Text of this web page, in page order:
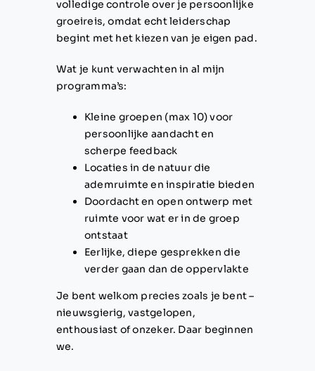
volledige controle over je persoonlijke
groeireis, omdat echt leiderschap
begint met het kiezen van je eigen pad.
Wat je kunt verwachten in al mijn
programma’s:
Kleine groepen (max 10) voor
persoonlijke aandacht en
scherpe feedback
Locaties in de natuur die
ademruimte en inspiratie bieden
Doordacht en open ontwerp met
ruimte voor wat er in de groep
ontstaat
Eerlijke, diepe gesprekken die
verder gaan dan de oppervlakte
Je bent welkom precies zoals je bent –
nieuwsgierig, vastgelopen,
enthousiast of onzeker. Daar beginnen
we.